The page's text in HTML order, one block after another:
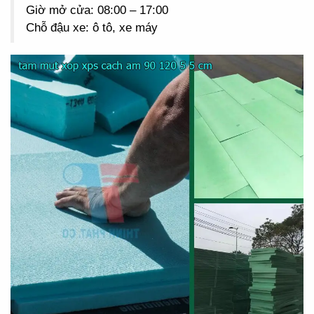
Giờ mở cửa: 08:00 – 17:00
Chỗ đậu xe: ô tô, xe máy